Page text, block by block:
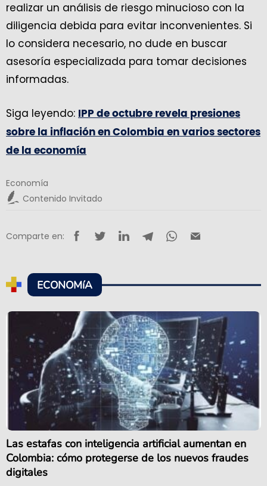
realizar un análisis de riesgo minucioso con la
diligencia debida para evitar inconvenientes. Si
lo considera necesario, no dude en buscar
asesoría especializada para tomar decisiones
informadas.
Siga leyendo:
IPP de octubre revela presiones
sobre la inflación en Colombia en varios sectores
de la economía
Economía
Contenido Invitado
Comparte en:
ECONOMíA
Las estafas con inteligencia artificial aumentan en
Colombia: cómo protegerse de los nuevos fraudes
digitales